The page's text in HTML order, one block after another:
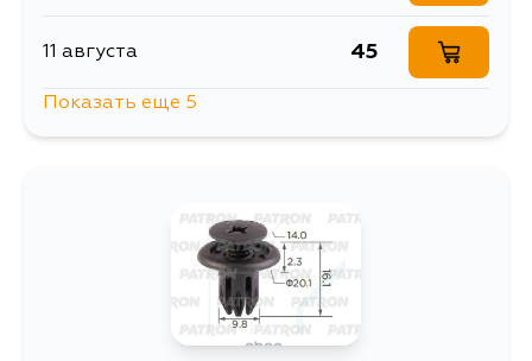
11 августа 45
45
Показать еще 5